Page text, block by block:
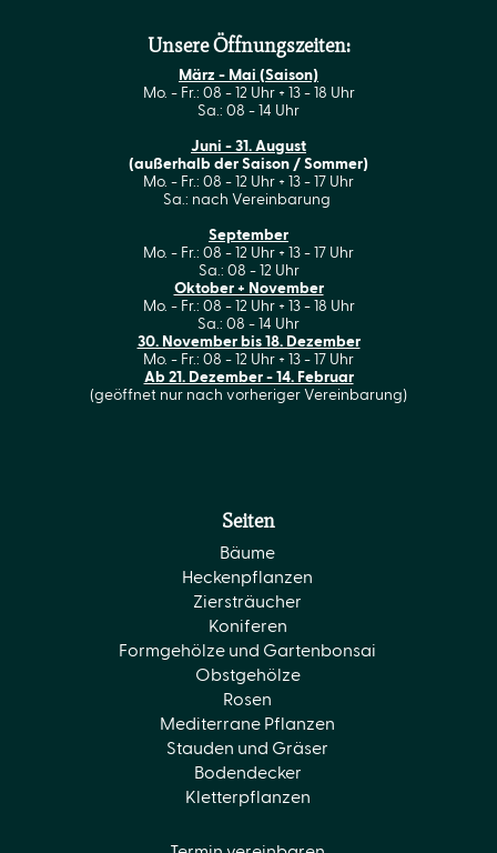
Unsere Öffnungszeiten:
März - Mai (Saison)
Mo. - Fr.: 08 - 12 Uhr + 13 - 18 Uhr
Sa.: 08 - 14 Uhr
Juni - 31. August
(außerhalb der Saison / Sommer)
Mo. - Fr.: 08 - 12 Uhr + 13 - 17 Uhr
Sa.: nach Vereinbarung
September
Mo. - Fr.: 08 - 12 Uhr + 13 - 17 Uhr
Sa.: 08 - 12 Uhr
Oktober + November
Mo. - Fr.: 08 - 12 Uhr + 13 - 18 Uhr
Sa.: 08 - 14 Uhr
30. November bis 18. Dezember
Mo. - Fr.: 08 - 12 Uhr + 13 - 17 Uhr
Ab 21. Dezember - 14. Februar
(geöffnet nur nach vorheriger Vereinbarung)
Seiten
Bäume
Heckenpflanzen
Ziersträucher
Koniferen
Formgehölze und Gartenbonsai
Obstgehölze
Rosen
Mediterrane Pflanzen
Stauden und Gräser
Bodendecker
Kletterpflanzen